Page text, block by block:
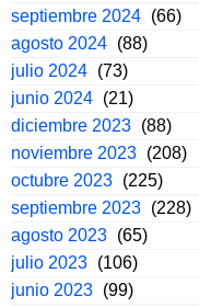
septiembre 2024 (66)
agosto 2024 (88)
julio 2024 (73)
junio 2024 (21)
diciembre 2023 (88)
noviembre 2023 (208)
octubre 2023 (225)
septiembre 2023 (228)
agosto 2023 (65)
julio 2023 (106)
junio 2023 (99)